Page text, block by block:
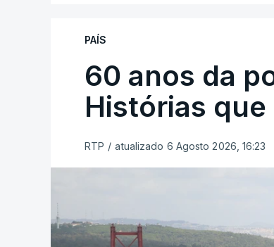
PAÍS
60 anos da
Histórias que
RTP / atualizado 6 Agosto 2026, 16:23